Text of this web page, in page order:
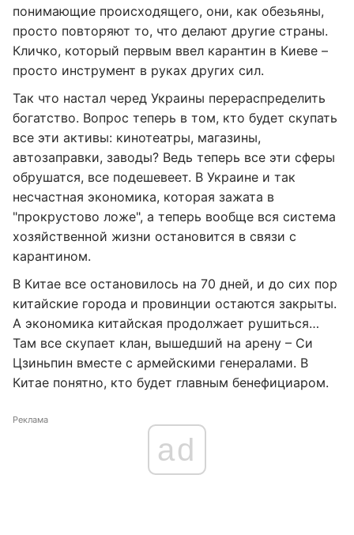
понимающие происходящего, они, как обезьяны,
просто повторяют то, что делают другие страны.
Кличко, который первым ввел карантин в Киеве –
просто инструмент в руках других сил.
Так что настал черед Украины перераспределить
богатство. Вопрос теперь в том, кто будет скупать
все эти активы: кинотеатры, магазины,
автозаправки, заводы? Ведь теперь все эти сферы
обрушатся, все подешевеет. В Украине и так
несчастная экономика, которая зажата в
"прокрустово ложе", а теперь вообще вся система
хозяйственной жизни остановится в связи с
карантином.
В Китае все остановилось на 70 дней, и до сих пор
китайские города и провинции остаются закрыты.
А экономика китайская продолжает рушиться…
Там все скупает клан, вышедший на арену – Си
Цзиньпин вместе с армейскими генералами. В
Китае понятно, кто будет главным бенефициаром.
Реклама
ad